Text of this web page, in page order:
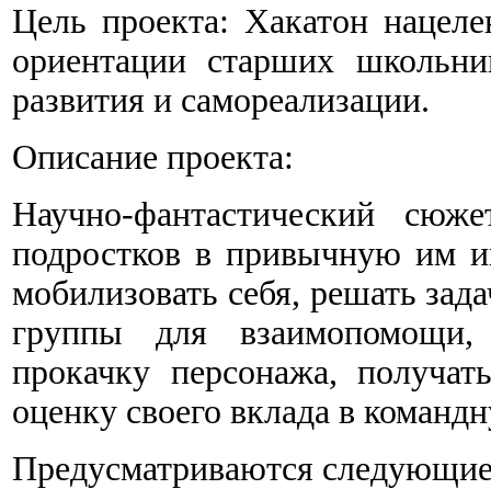
Цель проекта: Хакатон
ориентации старших
развития и самореализации.
Описание проекта:
Научно-фантастический
подростков в привычную им
мобилизовать себя, решать
группы для взаимопомощи,
прокачку персонажа,
оценку своего вклада в
Предусматриваются